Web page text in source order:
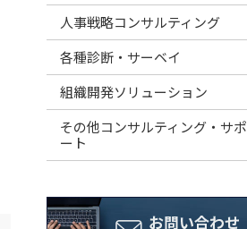
人事戦略コンサルティング
各種診断・サーベイ
組織開発ソリューション
その他コンサルティング・サポ
ート